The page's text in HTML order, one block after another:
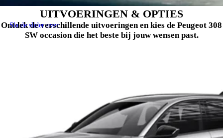
UITVOERINGEN & OPTIES
Ontdek de verschillende uitvoeringen en kies de Peugeot 308
SW occasion die het beste bij jouw wensen past.
Sla de slider over